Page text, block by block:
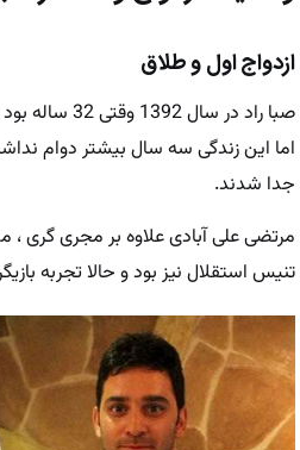
ازدواج اول و طلاق
صبا راد در
جدا شدند.
مرتضی علی آبادی علاوه بر مجری گری
تنیس استقلال نیز بود و حالا تجربه